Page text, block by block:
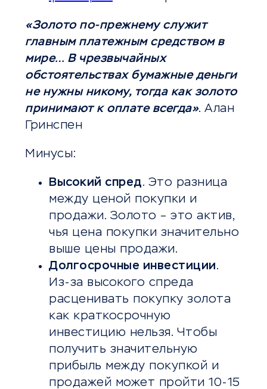
«Золото по-прежнему служит
главным платежным средством в
мире… В чрезвычайных
обстоятельствах бумажные деньги
не нужны никому, тогда как золото
принимают к оплате всегда». Алан
Гринспен
Минусы:
Высокий спред. Это разница
между ценой покупки и
продажи. Золото – это актив,
чья цена покупки значительно
выше цены продажи.
Долгосрочные инвестиции.
Из-за высокого спреда
расценивать покупку золота
как краткосрочную
инвестицию нельзя. Чтобы
получить значительную
прибыль между покупкой и
продажей может пройти 10-15